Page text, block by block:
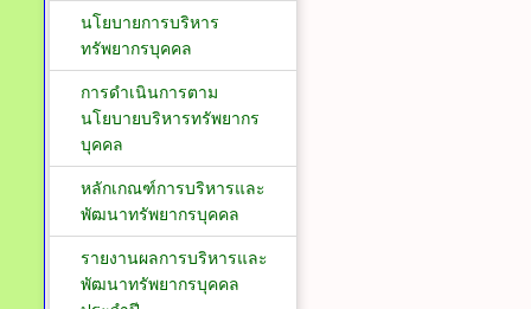
นโยบายการบริหาร
ทรัพยากรบุคคล
การดำเนินการตาม
นโยบายบริหารทรัพยากร
บุคคล
หลักเกณฑ์การบริหารและ
พัฒนาทรัพยากรบุคคล
รายงานผลการบริหารและ
พัฒนาทรัพยากรบุคคล